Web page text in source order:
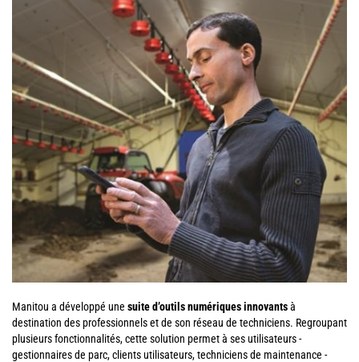
Manitou a développé une suite d’outils numériques innovantsà
destination des professionnels et de son réseau de techniciens. Regroupant
plusieurs fonctionnalités, cette solution permet à ses utilisateurs -
gestionnaires de parc, clients utilisateurs, techniciens de maintenance -